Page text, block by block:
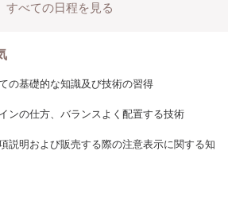
すべての日程を見る
の基礎的な知識及び技術の習得
ンの仕方、バランスよく配置する技術
説明および販売する際の注意表示に関する知